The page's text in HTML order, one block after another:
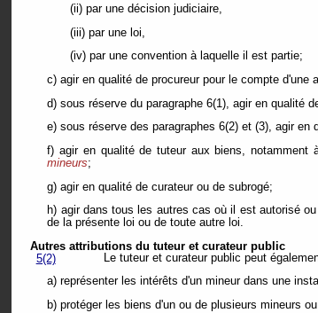
(ii) par une décision judiciaire,
(iii) par une loi,
(iv) par une convention à laquelle il est partie;
c) agir en qualité de procureur pour le compte d'une
d) sous réserve du paragraphe 6(1), agir en qualité
e) sous réserve des paragraphes 6(2) et (3), agir
f) agir en qualité de tuteur aux biens,
mineurs;
g) agir en qualité de curateur ou de subrogé;
h) agir dans tous les autres cas où il est autorisé
de la présente loi ou de toute autre loi.
Autres attributions du tuteur et curateur public
5(2)
Le tuteur et curateur public peut
a) représenter les intérêts d'un mineur dans une
b) protéger les biens d'un ou de plusieurs mineurs